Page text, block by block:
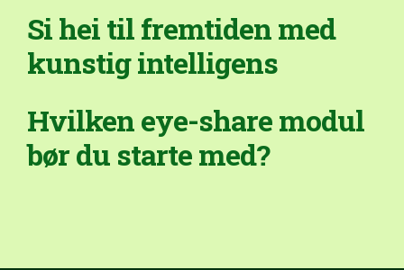
Si hei til fremtiden med
kunstig intelligens
Hvilken eye-share modul
bør du starte med?